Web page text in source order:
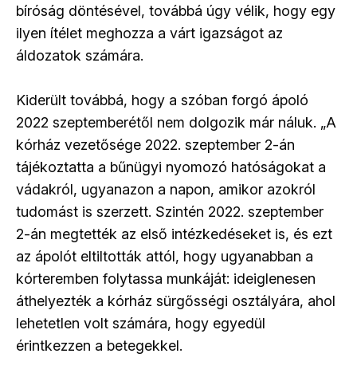
bíróság döntésével, továbbá úgy vélik, hogy egy
ilyen ítélet meghozza a várt igazságot az
áldozatok számára.
Kiderült továbbá, hogy a szóban forgó ápoló
2022 szeptemberétől nem dolgozik már náluk. „A
kórház vezetősége 2022. szeptember 2-án
tájékoztatta a bűnügyi nyomozó hatóságokat a
vádakról, ugyanazon a napon, amikor azokról
tudomást is szerzett. Szintén 2022. szeptember
2-án megtették az első intézkedéseket is, és ezt
az ápolót eltiltották attól, hogy ugyanabban a
kórteremben folytassa munkáját: ideiglenesen
áthelyezték a kórház sürgősségi osztályára, ahol
lehetetlen volt számára, hogy egyedül
érintkezzen a betegekkel.